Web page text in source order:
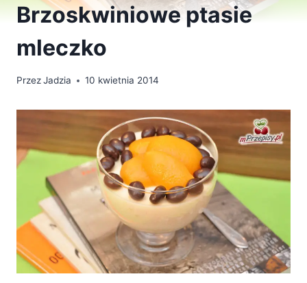
Brzoskwiniowe ptasie
mleczko
PrzezJadzia 10 kwietnia 2014